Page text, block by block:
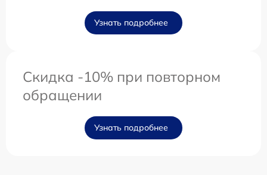
Узнать подробнее
Скидка -10% при повторном
обращении
Узнать подробнее